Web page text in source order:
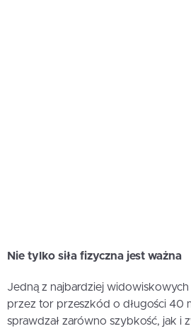
Nie tylko siła fizyczna jest ważna
Jedną z najbardziej
przez tor przeszkód o długości 40
sprawdzał zarówno szybkość, jak i